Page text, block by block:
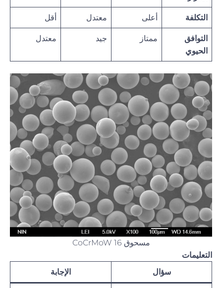
التكلفة أعلى معتدل أقل
التوافق
الحيوي
ممتاز جيد معتدل
مسحوق CoCrMoW 16
التعليمات
سؤال
الإجابة